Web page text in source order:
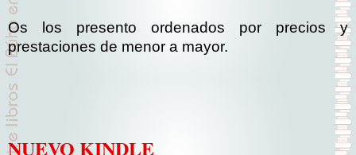
Os los presento ordenados por precios y
prestaciones de menor a mayor.
NUEVO KINDLE